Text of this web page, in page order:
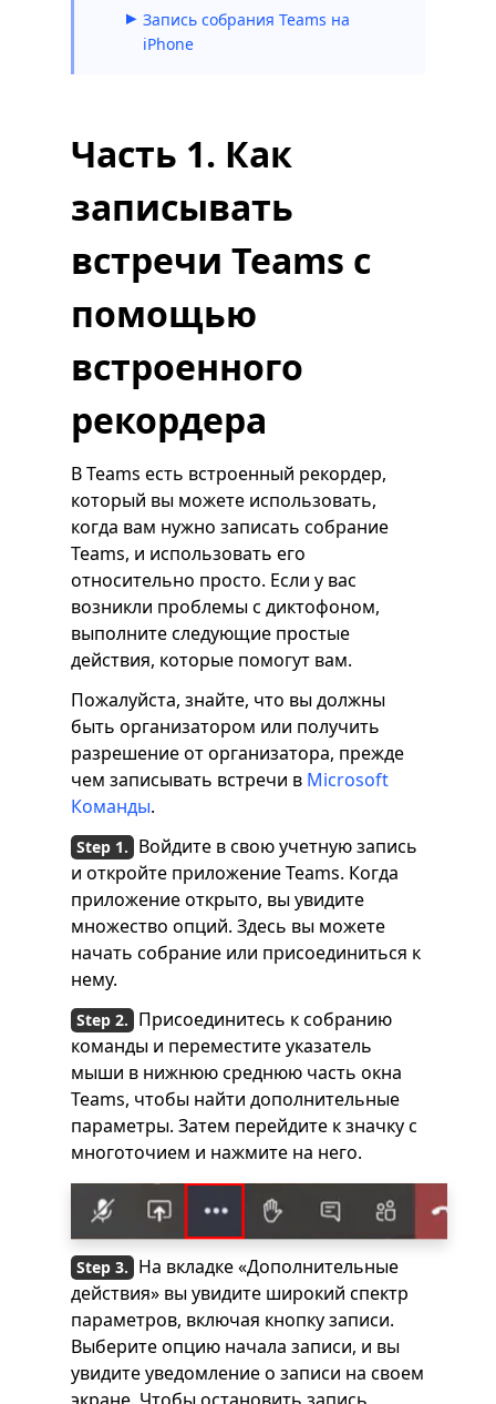
Запись собрания Teams на
iPhone
Часть 1. Как
записывать
встречи Teams с
помощью
встроенного
рекордера
В Teams есть встроенный рекордер,
который вы можете использовать,
когда вам нужно записать собрание
Teams, и использовать его
относительно просто. Если у вас
возникли проблемы с диктофоном,
выполните следующие простые
действия, которые помогут вам.
Пожалуйста, знайте, что вы должны
быть организатором или получить
разрешение от организатора, прежде
чем записывать встречи в Microsoft
Команды.
Войдите в свою учетную запись
и откройте приложение Teams. Когда
приложение открыто, вы увидите
множество опций. Здесь вы можете
начать собрание или присоединиться к
нему.
Присоединитесь к собранию
команды и переместите указатель
мыши в нижнюю среднюю часть окна
Teams, чтобы найти дополнительные
параметры. Затем перейдите к значку с
многоточием и нажмите на него.
На вкладке «Дополнительные
действия» вы увидите широкий спектр
параметров, включая кнопку записи.
Выберите опцию начала записи, и вы
увидите уведомление о записи на своем